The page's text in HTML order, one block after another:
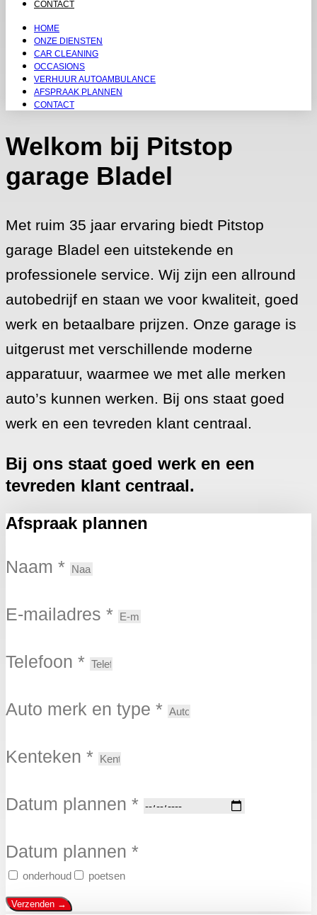
CONTACT
HOME
ONZE DIENSTEN
CAR CLEANING
OCCASIONS
VERHUUR AUTOAMBULANCE
AFSPRAAK PLANNEN
CONTACT
Welkom bij Pitstop
garage Bladel
Met ruim 35 jaar ervaring biedt Pitstop
garage Bladel een uitstekende en
professionele service. Wij zijn een allround
autobedrijf en staan we voor kwaliteit, goed
werk en betaalbare prijzen. Onze garage is
uitgerust met verschillende moderne
apparatuur, waarmee we met alle merken
auto’s kunnen werken. Bij ons staat goed
werk en een tevreden klant centraal.
Bij ons staat goed werk en een
tevreden klant centraal.
Afspraak plannen
Naam *
E-mailadres *
Telefoon *
Аuto merk en type *
Kenteken *
Datum plannen *
Datum plannen *
onderhoud poetsen
Verzenden →